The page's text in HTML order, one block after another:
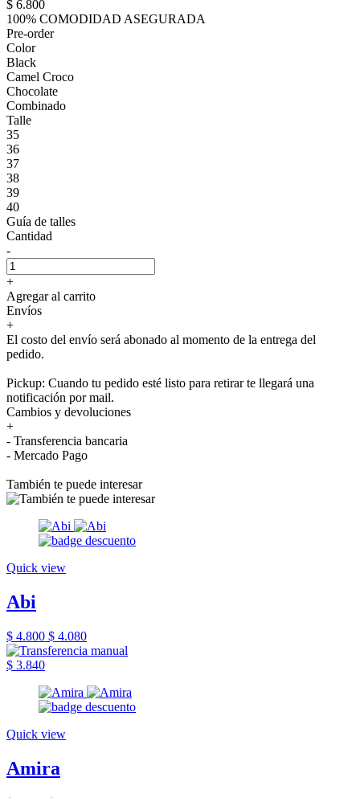
$ 6.800
100% COMODIDAD ASEGURADA
Pre-order
Color
Black
Camel Croco
Chocolate
Combinado
Talle
35
36
37
38
39
40
Guía de talles
Cantidad
-
+
Agregar al carrito
Envíos
+
El costo del envío será abonado al momento de la entrega del
pedido.
Pickup: Cuando tu pedido esté listo para retirar te llegará una
notificación por mail.
Cambios y devoluciones
+
- Transferencia bancaria
- Mercado Pago
También te puede interesar
Quick view
Abi
$ 4.800 $ 4.080
$ 3.840
Quick view
Amira